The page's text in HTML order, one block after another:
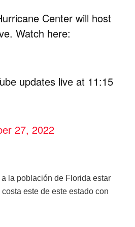
Center will host
Watch here:
updates live at 11:15
27, 2022
la población de Florida estar
este de este estado con